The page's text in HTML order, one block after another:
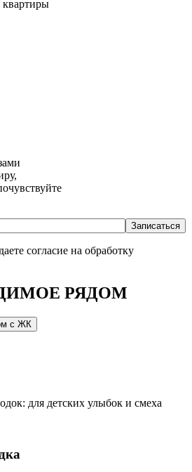
квартиры
согласие на обработку
РЯДОМ
с ЖК
для детских улыбок и смеха